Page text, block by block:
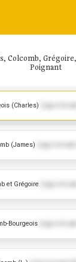
Colcomb,
Poignant
(Charles)
(James)
et Grégoire
Bourgeois